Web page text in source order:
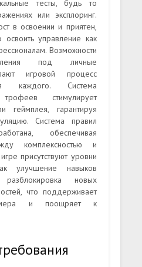
тесты, будь то
или эксплоринг.
в освоении и приятен,
освоить управление как
Возможности
под личные
игровой процесс
каждого. Система
стимулирует
геймплея, гарантируя
Система правил
обеспечивая
комплексностью и
присутствуют уровни
улучшение навыков
новых
что поддерживает
и поощряет к